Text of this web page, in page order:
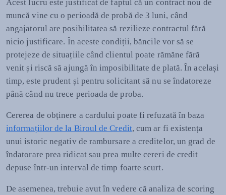
Acest lucru este justificat de faptul că un contract nou de
muncă vine cu o perioadă de probă de 3 luni, când
angajatorul are posibilitatea să rezilieze contractul fără
nicio justificare. În aceste condiții, băncile vor să se
protejeze de situațiile când clientul poate rămăne fără
venit și riscă să ajungă în imposibilitate de plată. În același
timp, este prudent și pentru solicitant să nu se îndatoreze
până când nu trece perioada de proba.
Cererea de obținere a cardului poate fi refuzată în baza
informațiilor de la Biroul de Credit, cum ar fi existența
unui istoric negativ de rambursare a creditelor, un grad de
îndatorare prea ridicat sau prea multe cereri de credit
depuse într-un interval de timp foarte scurt.
De asemenea, trebuie avut în vedere că analiza de scoring